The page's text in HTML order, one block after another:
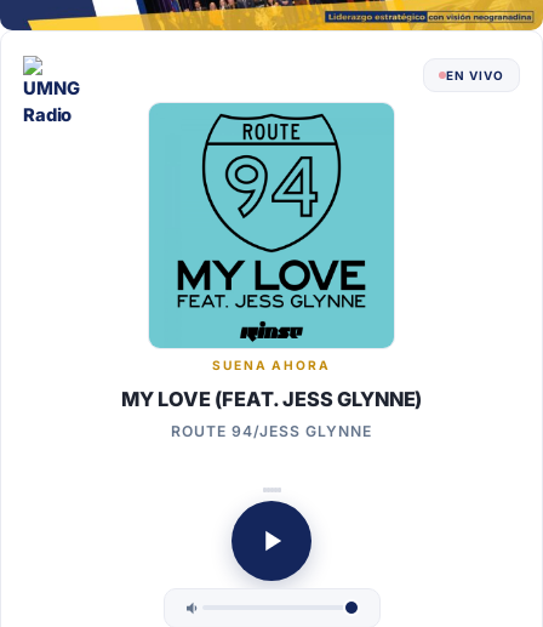
EN VIVO
SUENA AHORA
MY LOVE (FEAT. JESS GLYNNE)
ROUTE 94/JESS GLYNNE